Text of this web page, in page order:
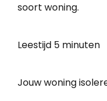
soort woning.
Leestijd 5 minuten
Jouw woning